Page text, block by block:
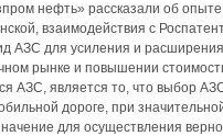
нефть» рассказали об
взаимодействия с
АЗС для усиления и
рынке и повышении
АЗС, является то, что выбор
дороге, при
для осуществления